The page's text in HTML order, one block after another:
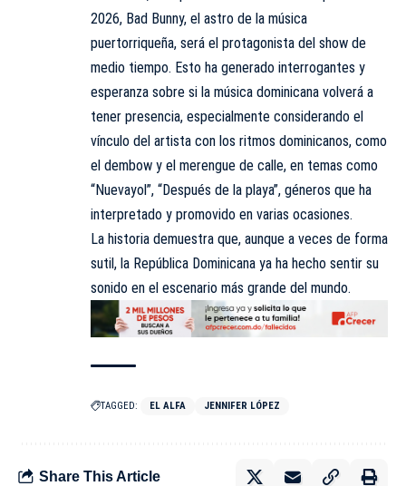
2026, Bad Bunny, el astro de la música
puertorriqueña, será el protagonista del show de
medio tiempo. Esto ha generado interrogantes y
esperanza sobre si la música dominicana volverá a
tener presencia, especialmente considerando el
vínculo del artista con los ritmos dominicanos, como
el dembow y el merengue de calle, en temas como
“Nuevayol”, “Después de la playa”, géneros que ha
interpretado y promovido en varias ocasiones.
La historia demuestra que, aunque a veces de forma
sutil, la República Dominicana ya ha hecho sentir su
sonido en el escenario más grande del mundo.
TAGGED: EL ALFA JENNIFER LÓPEZ
Share This Article